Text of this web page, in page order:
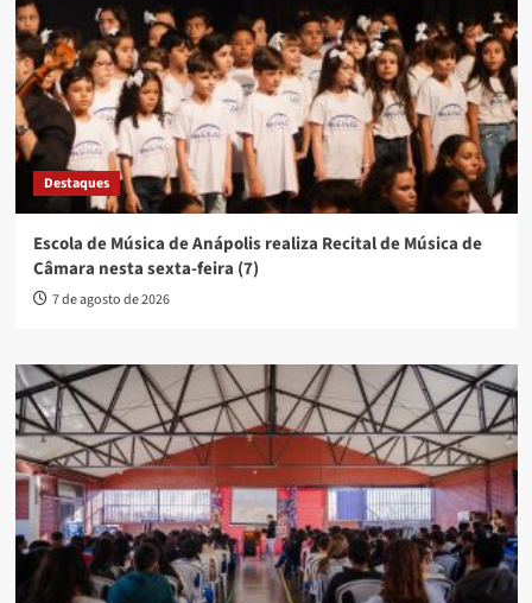
Destaques
Escola de Música de Anápolis realiza Recital de Música de
Câmara nesta sexta-feira (7)
7 de agosto de 2026